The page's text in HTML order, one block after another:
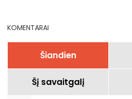
KOMENTARAI
Šiandien
Šį savaitgalį